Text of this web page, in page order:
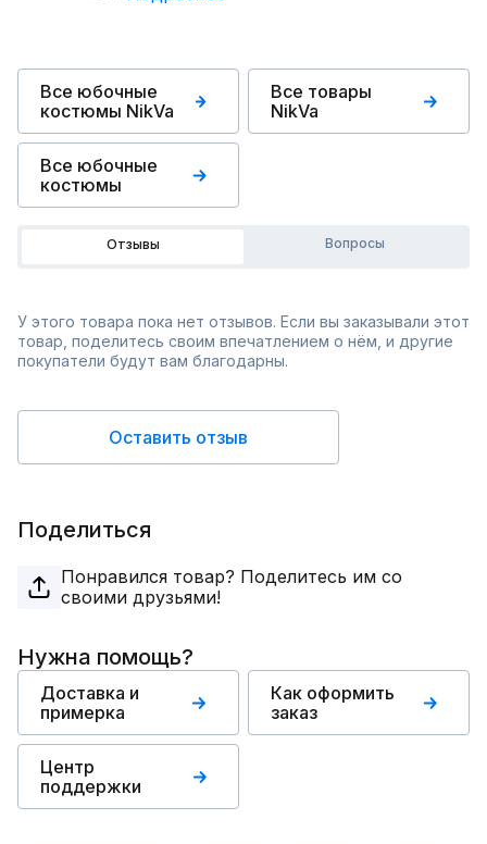
Все юбочные
костюмы NikVa
Все товары
NikVa
Все юбочные
костюмы
Отзывы Вопросы
У этого товара пока нет отзывов. Если вы заказывали этот
товар, поделитесь своим впечатлением о нём, и другие
покупатели будут вам благодарны.
Оставить отзыв
Поделиться
Понравился товар? Поделитесь им со
своими друзьями!
Нужна помощь?
Доставка и
примерка
Как оформить
заказ
Центр
поддержки